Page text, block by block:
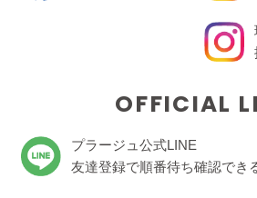
OFFICIAL
プラージュ公式LINE
友達登録で順番待ち確認でき